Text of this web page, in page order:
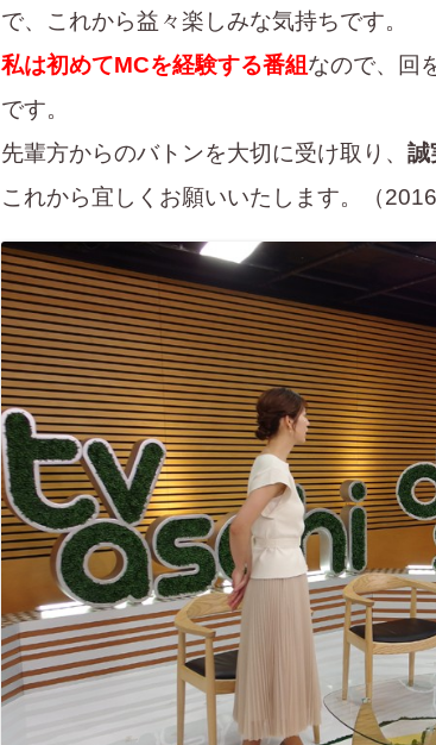
で、これから益々楽しみな気持ちです。
私は初めてMCを経験する番組 なので、回
です。
先輩方からのバトンを大切に受け取り、 誠
これから宜しくお願いいたします。（